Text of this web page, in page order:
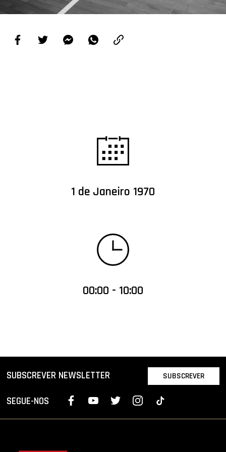
PROJETOS
LIGA BETCLIC MASCULINA
1 de Janeiro 1970
00:00 - 10:00
SUBSCREVER NEWSLETTER SUBSCREVER
SEGUE-NOS